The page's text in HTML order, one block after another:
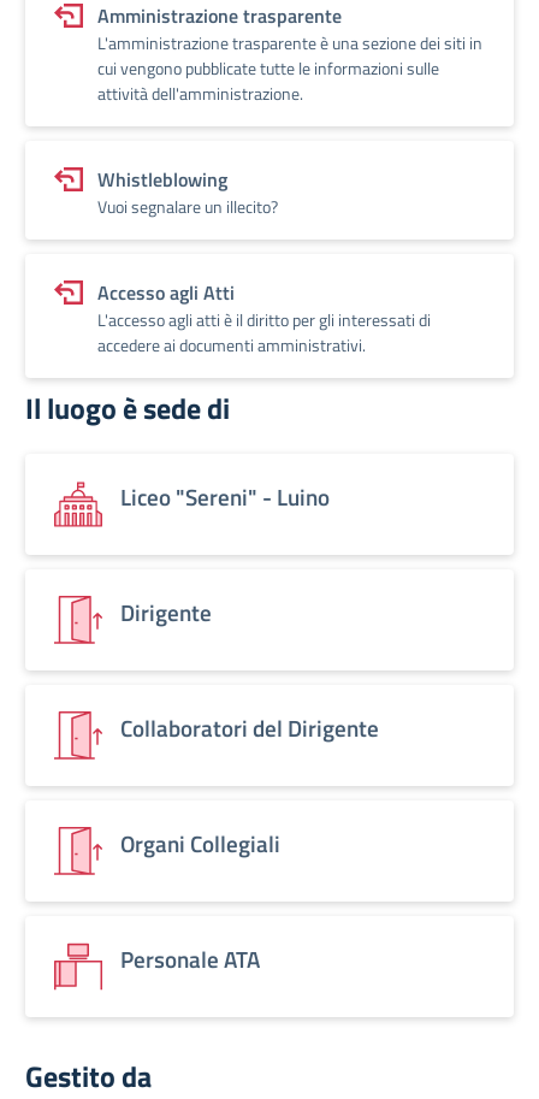
Amministrazione trasparente
L'amministrazione trasparente è una sezione dei siti in
cui vengono pubblicate tutte le informazioni sulle
attività dell'amministrazione.
Whistleblowing
Vuoi segnalare un illecito?
Accesso agli Atti
L'accesso agli atti è il diritto per gli interessati di
accedere ai documenti amministrativi.
Il luogo è sede di
Liceo "Sereni" - Luino
Dirigente
Collaboratori del Dirigente
Organi Collegiali
Personale ATA
Gestito da